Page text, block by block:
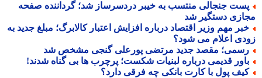
جنجالی منتسب به خیبر دردسرساز شد؛ گرداننده صفحه
دستگیر شد
مهم وزیر اقتصاد درباره افزایش اعتبار کالابرگ؛ مبلغ جدید به
اعلام می شود؟
مقصد جدید مرتضی پورعلی گنجی مشخص شد
قدیمی درباره لبنیات شکست؛ پرچرب ها بی گناه شدند!
پول با کارت بانکی چه فرقی دارد؟